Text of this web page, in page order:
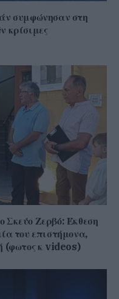
συμφώνησαν στη
κρίσιμες
Σκεύο Ζερβό: Έκθεση
του επιστήμονα,
(φωτος κ videos)